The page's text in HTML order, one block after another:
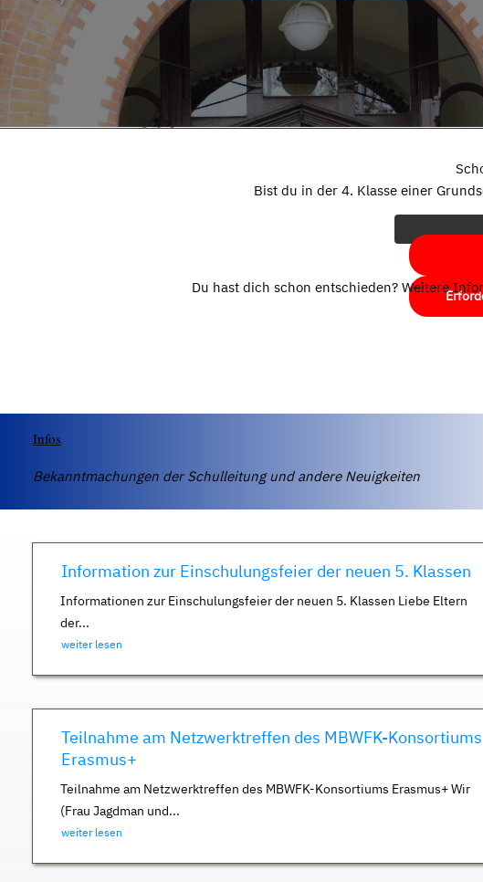
Bitte
Bist du in der 4. Klasse einer
Du hast dich schon entschieden? Weitere
Infos
Bekanntmachungen der Schulleitung und andere Neuigkeiten
Information zur Einschulungsfeier der neuen 5. Klassen
Informationen zur Einschulungsfeier der neuen 5. Klassen Liebe Eltern
der...
weiter lesen
Teilnahme am Netzwerktreffen des MBWFK-Konsortiums
Erasmus+
Teilnahme am Netzwerktreffen des MBWFK-Konsortiums Erasmus+ Wir
(Frau Jagdman und...
weiter lesen